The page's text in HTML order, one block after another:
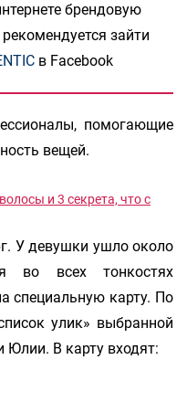
брендовую
зайти
в Facebook
помогающие
вещей.
и 3 секрета, что с
У девушки ушло около
во всех тонкостях
специальную карту. По
улик» выбранной
В карту входят: